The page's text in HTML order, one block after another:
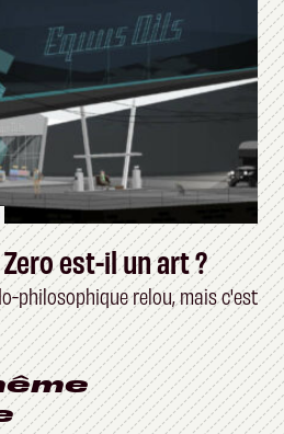
est-il un art ?
philosophique relou, mais c'est